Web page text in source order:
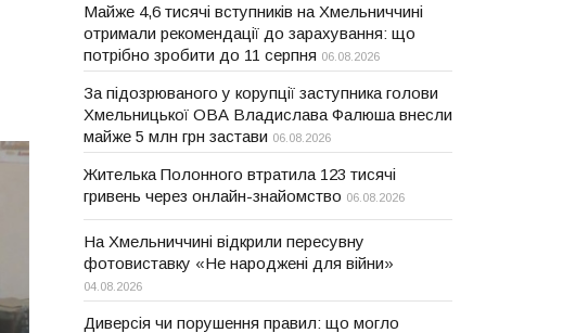
Майже 4,6 тисячі вступників на Хмельниччині
отримали рекомендації до зарахування: що
потрібно зробити до 11 серпня 06.08.2026
За підозрюваного у корупції заступника голови
Хмельницької ОВА Владислава Фалюша внесли
майже 5 млн грн застави 06.08.2026
Жителька Полонного втратила 123 тисячі
гривень через онлайн-знайомство 06.08.2026
На Хмельниччині відкрили пересувну
фотовиставку «Не народжені для війни»
04.08.2026
Диверсія чи порушення правил: що могло